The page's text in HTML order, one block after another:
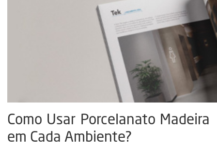
Como Usar Porcelanato Madeira
em Cada Ambiente?